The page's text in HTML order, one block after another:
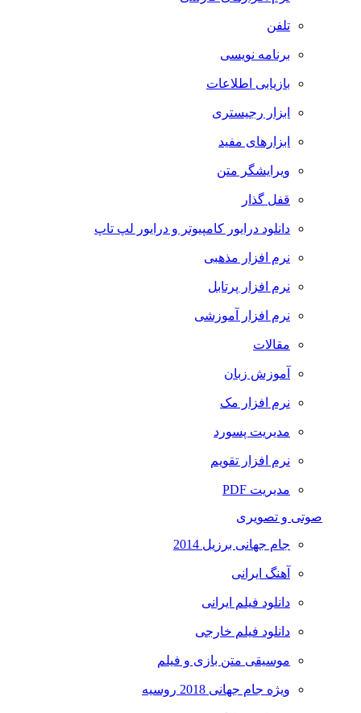
تلفن
برنامه نویسی
بازیابی اطلاعات
ابزار رجیستری
ابزارهای مفید
ویرایشگر متن
قفل گذار
دانلود درایور کامپیوتر و درایور لپ تاپ
نرم افزار مذهبی
نرم افزار پرتابل
نرم افزار آموزشی
مقالات
آموزش زبان
نرم افزار مک
مدیریت پسورد
نرم افزار تقویم
مدیریت PDF
صوتی و تصویری
جام جهانی برزیل 2014
آهنگ ایرانی
دانلود فیلم ایرانی
دانلود فیلم خارجی
موسیقی متن بازی و فیلم
ویژه جام جهانی 2018 روسیه